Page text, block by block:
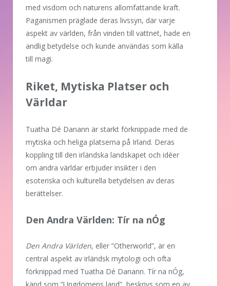
med visdom och naturens allomfattande kraft.
Paganismen präglade deras livssyn, där varje
aspekt av världen, från vinden till vattnet, hade en
andlig betydelse och kunde användas som källa
till magi.
Riket, Mytiska Platser och
Världar
Tuatha Dé Danann är starkt förknippade med de
mytiska och heliga platserna på Irland. Deras
koppling till den irländska landskapet och idéer
om andra världar erbjuder insikter i den
esoteriska och kulturella betydelsen av deras
berättelser.
Den Andra Världen: Tír na nÓg
Den Andra Världen, eller ”Otherworld”, är en
central aspekt av irländsk mytologi och ofta
förknippad med Tuatha Dé Danann. Tír na nÓg,
känd som ”Ungdomens land”, beskrivs som en av